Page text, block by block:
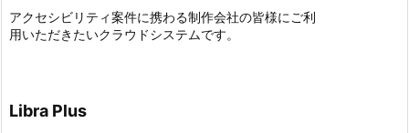
アクセシビリティ案件に携わる制作会社の皆様にご利
用いただきたいクラウドシステムです。
Libra Plus